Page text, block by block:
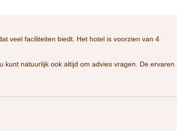
veel faciliteiten biedt. Het hotel is voorzien van 4
kunt natuurlijk ook altijd om advies vragen. De ervaren